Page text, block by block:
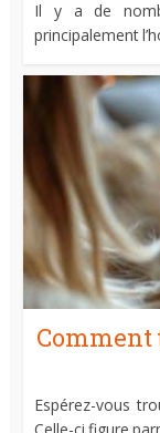
Il y a de
principalement
Comment
Espérez-vous